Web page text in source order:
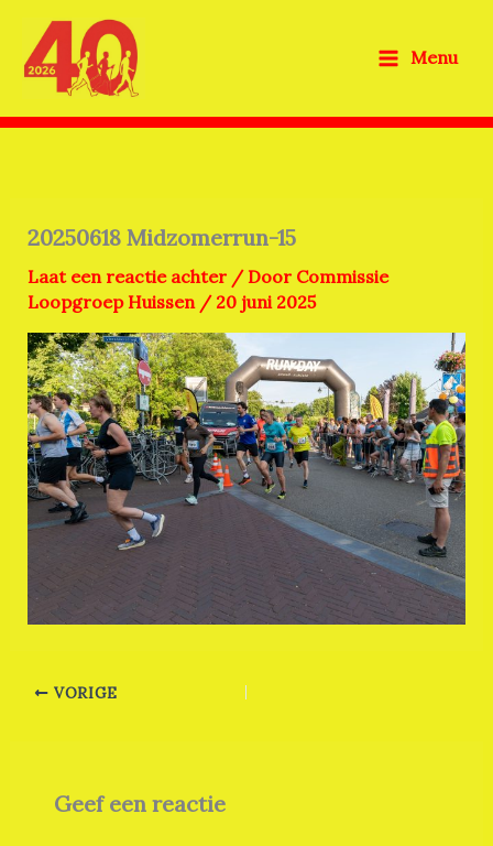
naar
Menu
20250618 Midzomerrun-15
Laat een reactie achter / Door Commissie
Loopgroep Huissen / 20 juni 2025
VORIGE
Geef een reactie